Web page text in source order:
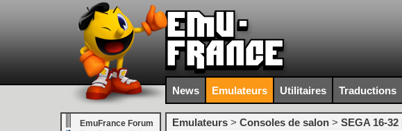
News Emulateurs Utilitaires Traductions
EmuFrance Forum
Emulateurs > Consoles de salon > SEGA 16-